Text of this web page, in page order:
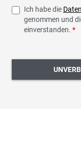
Ich habe die
genommen und
einverstanden. *